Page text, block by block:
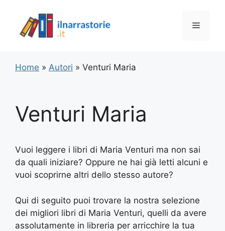
contenuto
Menu
Home » Autori » Venturi Maria
Venturi Maria
Vuoi leggere i libri di Maria Venturi ma non sai
da quali iniziare? Oppure ne hai già letti alcuni e
vuoi scoprirne altri dello stesso autore?
Qui di seguito puoi trovare la nostra selezione
dei migliori libri di Maria Venturi, quelli da avere
assolutamente in libreria per arricchire la tua